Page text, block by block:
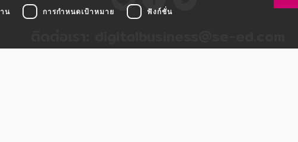
น การกำหนดเป้าหมาย ฟังก์ชั่น